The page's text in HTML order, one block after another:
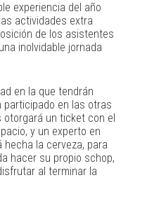
experiencia del año
actividades extra
de los asistentes
inolvidable jornada
en la que tendrán
participado en las otras
un ticket con el
y un experto en
la cerveza, para
hacer su propio schop,
al terminar la